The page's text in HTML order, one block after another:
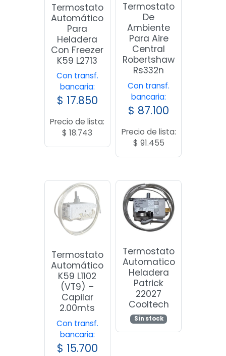
Termostato
Automático
Para
Heladera
Con Freezer
K59 L2713
Con transf.
bancaria:
$ 17.850
Precio de lista:
$ 18.743
Termostato
De
Ambiente
Para Aire
Central
Robertshaw
Rs332n
Con transf.
bancaria:
$ 87.100
Precio de lista:
$ 91.455
Termostato
Automático
K59 L1102
(VT9) –
Capilar
2.00mts
Con transf.
bancaria:
$ 15.700
Termostato
Automatico
Heladera
Patrick
22027
Cooltech
Sin stock